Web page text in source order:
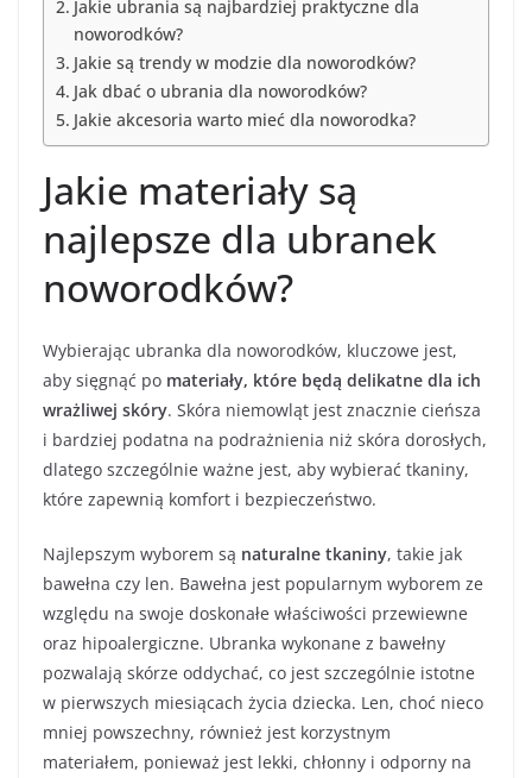
Jakie ubrania są najbardziej praktyczne dla
noworodków?
Jakie są trendy w modzie dla noworodków?
Jak dbać o ubrania dla noworodków?
Jakie akcesoria warto mieć dla noworodka?
Jakie materiały są
najlepsze dla ubranek
noworodków?
Wybierając ubranka dla noworodków, kluczowe jest,
aby sięgnąć po materiały, które będą delikatne dla ich
wrażliwej skóry. Skóra niemowląt jest znacznie cieńsza
i bardziej podatna na podrażnienia niż skóra dorosłych,
dlatego szczególnie ważne jest, aby wybierać tkaniny,
które zapewnią komfort i bezpieczeństwo.
Najlepszym wyborem są naturalne tkaniny, takie jak
bawełna czy len. Bawełna jest popularnym wyborem ze
względu na swoje doskonałe właściwości przewiewne
oraz hipoalergiczne. Ubranka wykonane z bawełny
pozwalają skórze oddychać, co jest szczególnie istotne
w pierwszych miesiącach życia dziecka. Len, choć nieco
mniej powszechny, również jest korzystnym
materiałem, ponieważ jest lekki, chłonny i odporny na